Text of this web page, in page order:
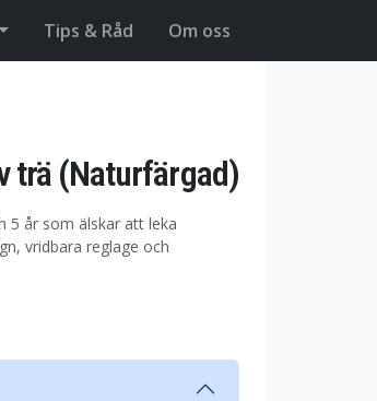
Tips & Råd Om oss
trä (Naturfärgad)
5 år som älskar att leka
vridbara reglage och